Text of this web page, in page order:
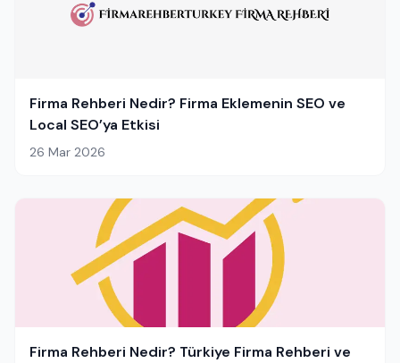
Firma Rehberi Nedir? Firma Eklemenin SEO ve
Local SEO’ya Etkisi
26 Mar 2026
Firma Rehberi Nedir? Türkiye Firma Rehberi ve